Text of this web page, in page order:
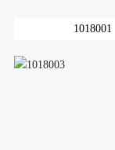
1018001